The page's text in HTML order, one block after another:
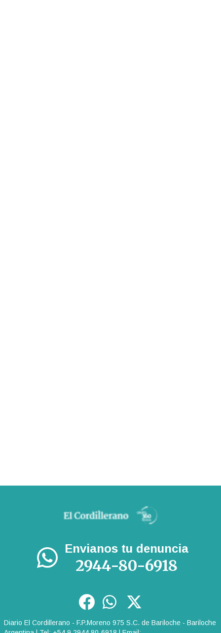
Envianos tu denuncia
2944-80-6918
Diario El Cordillerano - F.P.Moreno 975 S.C. de Bariloche - Bariloche